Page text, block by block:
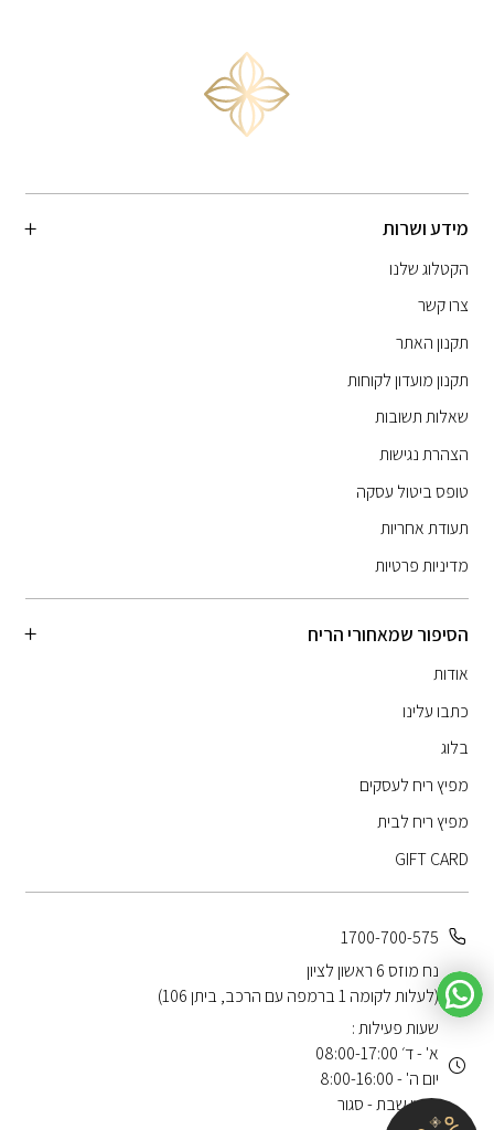
מידע ושרות
הקטלוג שלנו
צרו קשר
תקנון האתר
תקנון מועדון לקוחות
שאלות תשובות
הצהרת נגישות
טופס ביטול עסקה
תעודת אחריות
מדיניות פרטיות
הסיפור שמאחורי הריח
אודות
כתבו עלינו
בלוג
מפיץ ריח לעסקים
מפיץ ריח לבית
GIFT CARD
1700-700-575
נח מוזס 6 ראשון לציון
(לעלות לקומה 1 ברמפה עם הרכב, ביתן 106)
שעות פעילות :
א' - ד׳ 08:00-17:00
יום ה' - 8:00-16:00
שישי שבת - סגור